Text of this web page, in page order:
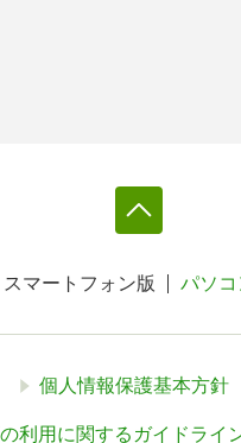
スマートフォン版 パソコ
個人情報保護基本方針
利用に関するガイドライ